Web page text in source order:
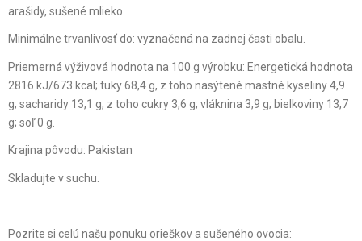
arašidy, sušené mlieko.
Minimálne trvanlivosť do: vyznačená na zadnej časti obalu.
Priemerná výživová hodnota na 100 g výrobku: Energetická hodnota
2816 kJ/673 kcal; tuky 68,4 g, z toho nasýtené mastné kyseliny 4,9
g; sacharidy 13,1 g, z toho cukry 3,6 g; vláknina 3,9 g; bielkoviny 13,7
g; soľ 0 g.
Krajina pôvodu: Pakistan
Skladujte v suchu.
Pozrite si celú našu ponuku orieškov a sušeného ovocia: